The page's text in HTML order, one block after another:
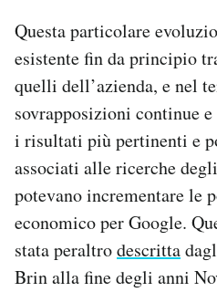
Questa particolare
esistente fin da principio
quelli dell’azienda, e nel
sovrapposizioni continue
i risultati più pertinenti e
associati alle ricerche
potevano incrementare le
economico per Google.
stata peraltrodescritta
Brin alla fine degli anni